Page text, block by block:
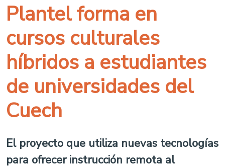
Plantel forma en
cursos culturales
híbridos a estudiantes
de universidades del
Cuech
El proyecto que utiliza nuevas tecnologías
para ofrecer instrucción remota al